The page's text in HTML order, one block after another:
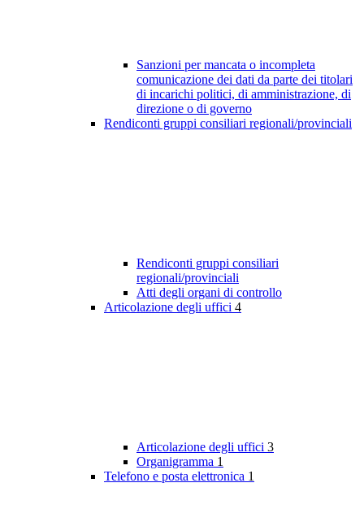
Sanzioni per mancata o incompleta
comunicazione dei dati da parte dei titolari
di incarichi politici, di amministrazione, di
direzione o di governo
Rendiconti gruppi consiliari regionali/provinciali
Rendiconti gruppi consiliari
regionali/provinciali
Atti degli organi di controllo
Articolazione degli uffici 4
Articolazione degli uffici 3
Organigramma 1
Telefono e posta elettronica 1